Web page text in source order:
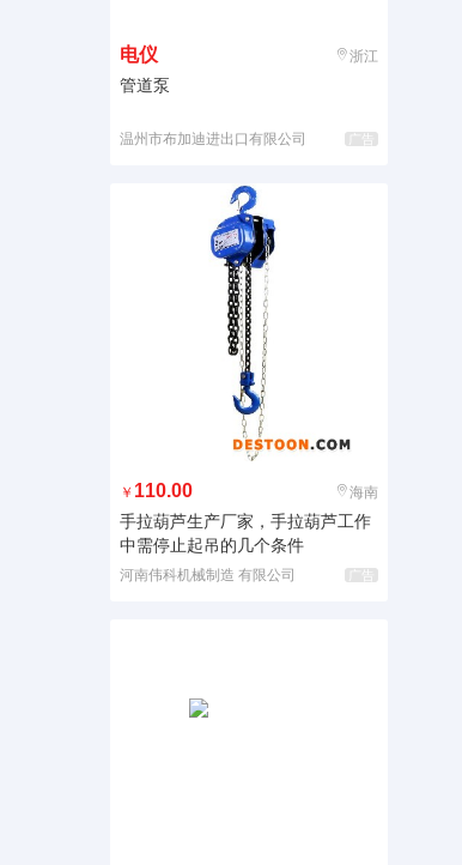
电仪 浙江
管道泵
温州市布加迪进出口有限公司 广告
￥ 110.00 海南
手拉葫芦生产厂家，手拉葫芦工作
中需停止起吊的几个条件
河南伟科机械制造 有限公司 广告